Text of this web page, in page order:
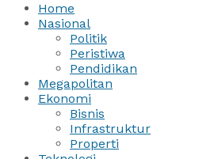
Home
Nasional
Politik
Peristiwa
Pendidikan
Megapolitan
Ekonomi
Bisnis
Infrastruktur
Properti